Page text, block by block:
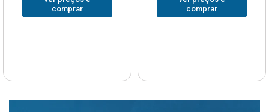
comprar
comprar